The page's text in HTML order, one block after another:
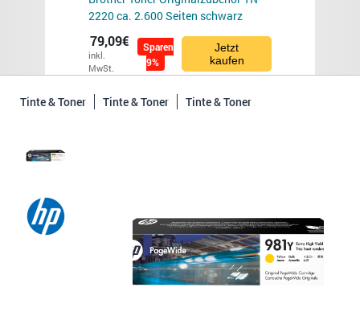
2220 ca. 2.600 Seiten schwarz
79,09€
inkl.
MwSt.
Sparen
9%
Jetzt
kaufen
Tinte & Toner Tinte & Toner Tinte & Toner